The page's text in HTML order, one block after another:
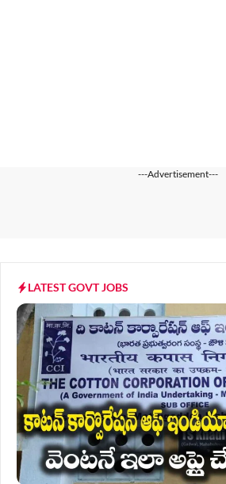
---Advertisement---
LATEST GOVT JOBS